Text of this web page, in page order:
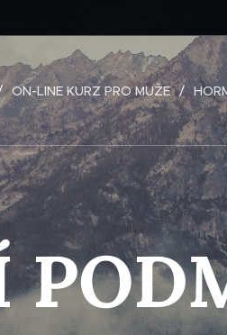
ON-LINE KURZ PRO MUŽE